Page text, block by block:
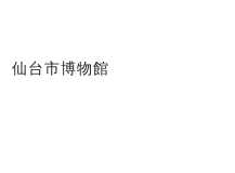
仙台市博物館